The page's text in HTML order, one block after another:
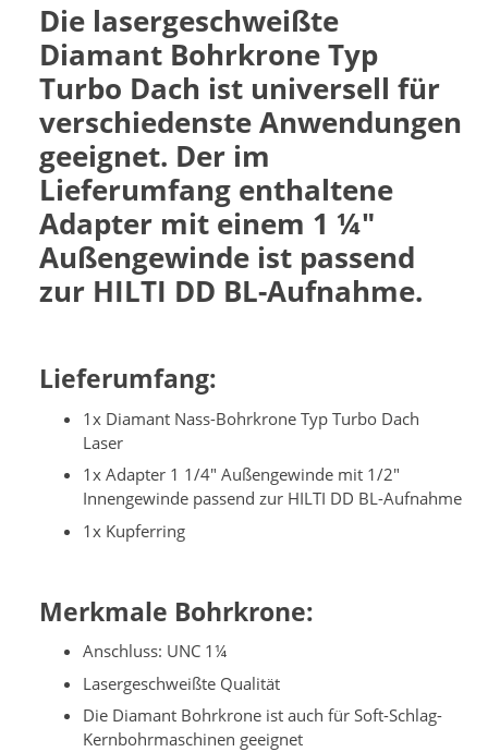
Die lasergeschweißte
Diamant Bohrkrone Typ
Turbo Dach ist universell für
verschiedenste Anwendungen
geeignet. Der im
Lieferumfang enthaltene
Adapter mit einem 1 ¼"
Außengewinde ist passend
zur HILTI DD BL-Aufnahme.
Lieferumfang:
1x Diamant Nass-Bohrkrone Typ Turbo Dach
Laser
1x Adapter 1 1/4" Außengewinde mit 1/2"
Innengewinde passend zur HILTI DD BL-Aufnahme
1x Kupferring
Merkmale Bohrkrone:
Anschluss: UNC 1¼
Lasergeschweißte Qualität
Die Diamant Bohrkrone ist auch für Soft-Schlag-
Kernbohrmaschinen geeignet